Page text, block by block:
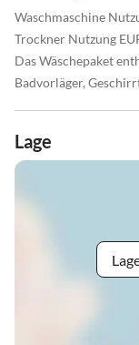
Waschmaschine
Trockner Nutzung
Das Wäschepaket
Badvorläger,
Lage